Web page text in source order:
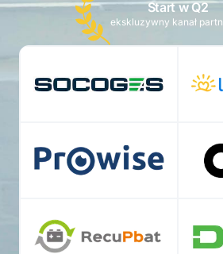
Start w Q2
ekskluzywny kanał